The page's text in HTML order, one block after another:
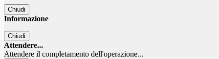
Chiudi
Informazione
Chiudi
Attendere...
Attendere il completamento dell'operazione...